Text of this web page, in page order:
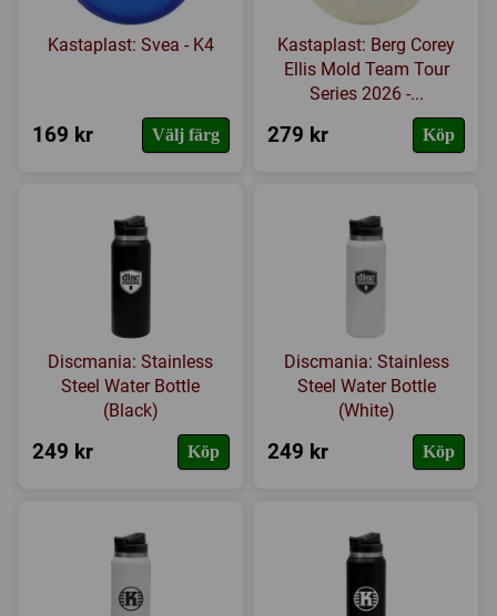
Kastaplast: Svea - K4
169 kr Välj färg
Kastaplast: Berg Corey
Ellis Mold Team Tour
Series 2026 -...
279 kr Köp
Discmania: Stainless
Steel Water Bottle
(Black)
249 kr Köp
Discmania: Stainless
Steel Water Bottle
(White)
249 kr Köp